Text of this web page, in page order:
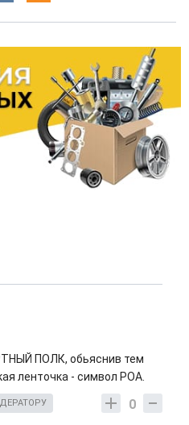
ПОЛК, обьяснив тем
ленточка - символ РОА.
0